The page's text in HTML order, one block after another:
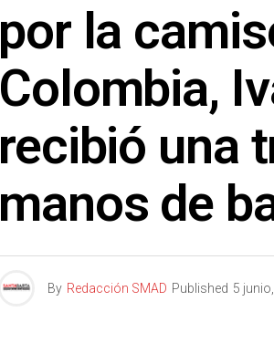
por la
Colombia,
recibió una
manos de
By Redacción SMAD Published 5